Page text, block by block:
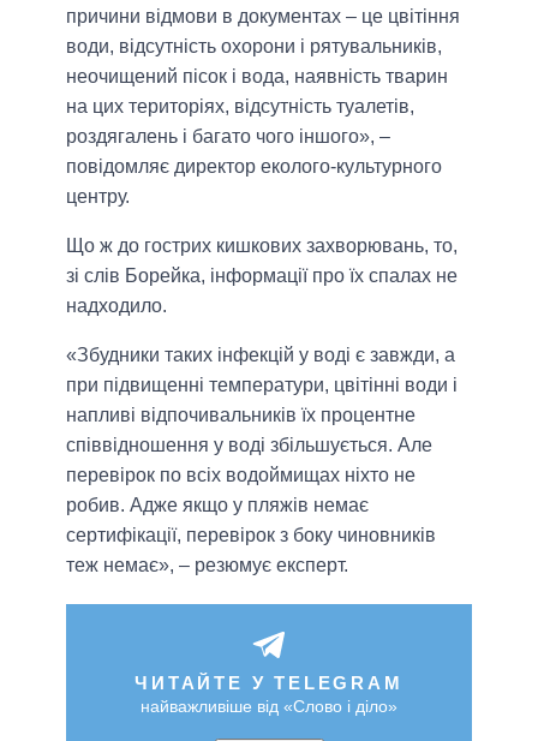
причини відмови в документах – це цвітіння
води, відсутність охорони і рятувальників,
неочищений пісок і вода, наявність тварин
на цих територіях, відсутність туалетів,
роздягалень і багато чого іншого», –
повідомляє директор еколого-культурного
центру.
Що ж до гострих кишкових захворювань, то,
зі слів Борейка, інформації про їх спалах не
надходило.
«Збудники таких інфекцій у воді є завжди, а
при підвищенні температури, цвітінні води і
напливі відпочивальників їх процентне
співвідношення у воді збільшується. Але
перевірок по всіх водоймищах ніхто не
робив. Адже якщо у пляжів немає
сертифікації, перевірок з боку чиновників
теж немає», – резюмує експерт.
ЧИТАЙТЕ У TELEGRAM
найважливіше від «Слово і діло»